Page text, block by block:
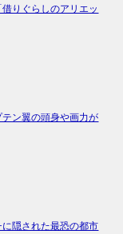
りぐらしのアリエッ
ン翼の頭身や画力が
に隠された最恐の都市